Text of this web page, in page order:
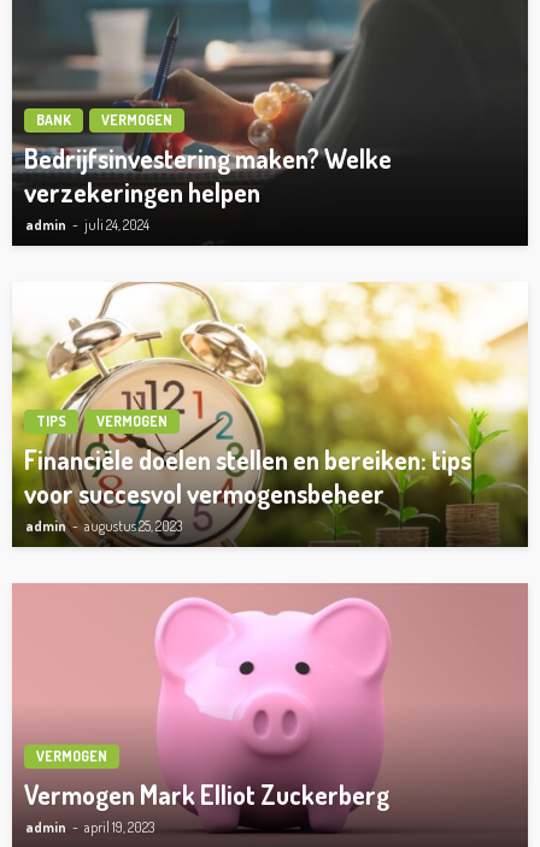
BANK VERMOGEN
Bedrijfsinvestering maken? Welke
verzekeringen helpen
admin juli 24, 2024
TIPS VERMOGEN
Financiële doelen stellen en bereiken: tips
voor succesvol vermogensbeheer
admin augustus 25, 2023
VERMOGEN
Vermogen Mark Elliot Zuckerberg
admin april 19, 2023